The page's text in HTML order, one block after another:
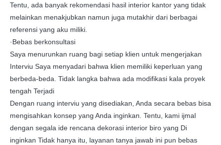
Tentu, ada banyak rekomendasi hasil interior kantor yang tidak
melainkan menakjubkan namun juga mutakhir dari berbagai
referensi yang aku miliki.
·Bebas berkonsultasi
Saya menurunkan ruang bagi setiap klien untuk mengerjakan
Interviu Saya menyadari bahwa klien memiliki keperluan yang
berbeda-beda. Tidak langka bahwa ada modifikasi kala proyek
tengah Terjadi
Dengan ruang interviu yang disediakan, Anda secara bebas bisa
mengisahkan konsep yang Anda inginkan. Tentu, kami ijmal
dengan segala ide rencana dekorasi interior biro yang Di
inginkan Tidak hanya itu, layanan tanya jawab ini pun bebas